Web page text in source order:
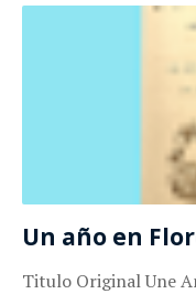
Un año en
Titulo Original Une